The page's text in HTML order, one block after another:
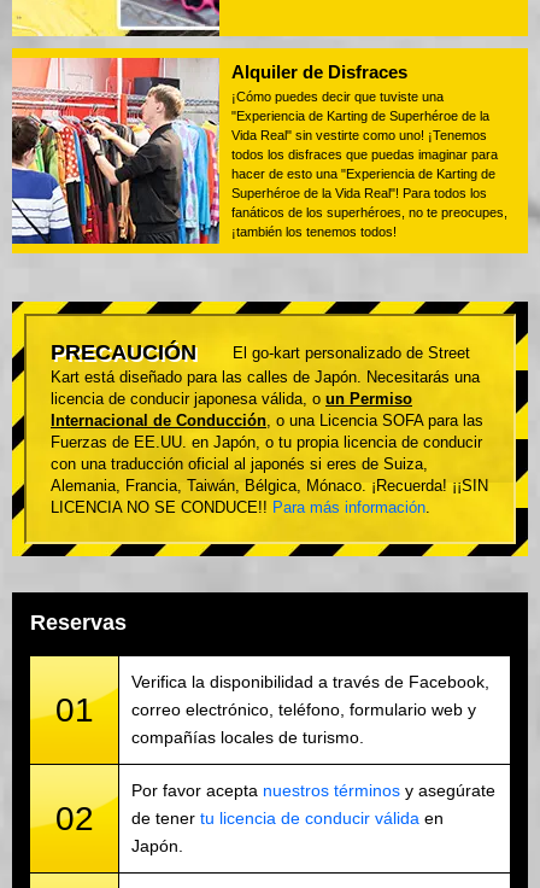
Alquiler de Disfraces
¡Cómo puedes decir que tuviste una
"Experiencia de Karting de Superhéroe de la
Vida Real" sin vestirte como uno! ¡Tenemos
todos los disfraces que puedas imaginar para
hacer de esto una "Experiencia de Karting de
Superhéroe de la Vida Real"! Para todos los
fanáticos de los superhéroes, no te preocupes,
¡también los tenemos todos!
PRECAUCIÓN
El go-kart personalizado de Street
Kart está diseñado para las calles de Japón. Necesitarás una
licencia de conducir japonesa válida, o un Permiso
Internacional de Conducción, o una Licencia SOFA para las
Fuerzas de EE.UU. en Japón, o tu propia licencia de conducir
con una traducción oficial al japonés si eres de Suiza,
Alemania, Francia, Taiwán, Bélgica, Mónaco. ¡Recuerda! ¡¡SIN
LICENCIA NO SE CONDUCE!! Para más información.
Reservas
01
Verifica la disponibilidad a través de Facebook,
correo electrónico, teléfono, formulario web y
compañías locales de turismo.
02
Por favor acepta nuestros términos y asegúrate
de tener tu licencia de conducir válida en
Japón.